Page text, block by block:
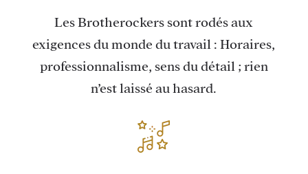
Les Brotherockers sont rodés aux
exigences du monde du travail : Horaires,
professionnalisme, sens du détail ; rien
n’est laissé au hasard.